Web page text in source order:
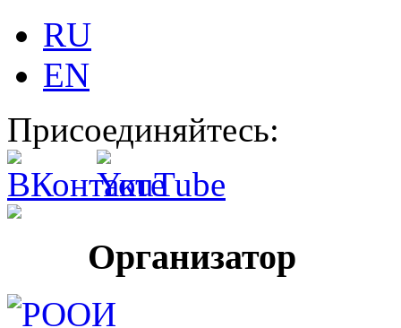
RU
EN
Присоединяйтесь:
Организатор